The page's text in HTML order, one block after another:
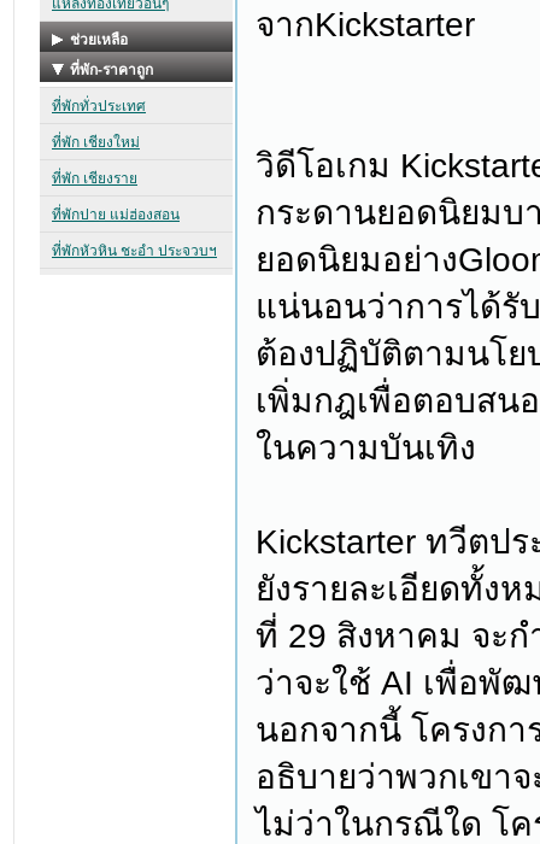
จากKickstarter
วิดีโอเกม
กระดานยอดนิยมบ
ยอดนิยมอย่าง
แน่นอนว่าการได้รั
ต้องปฏิบัติตามนโย
เพิ่มกฎเพื่อตอบสน
ในความบันเทิง
Kickstarter ทวีตป
ยังรายละเอียดทั้ง
ที่ 29 สิงหาคม จะก
ว่าจะใช้ AI เพื่อพั
นอกจากนี้ โครงกา
อธิบายว่าพวกเขา
ไม่ว่าในกรณีใด โค